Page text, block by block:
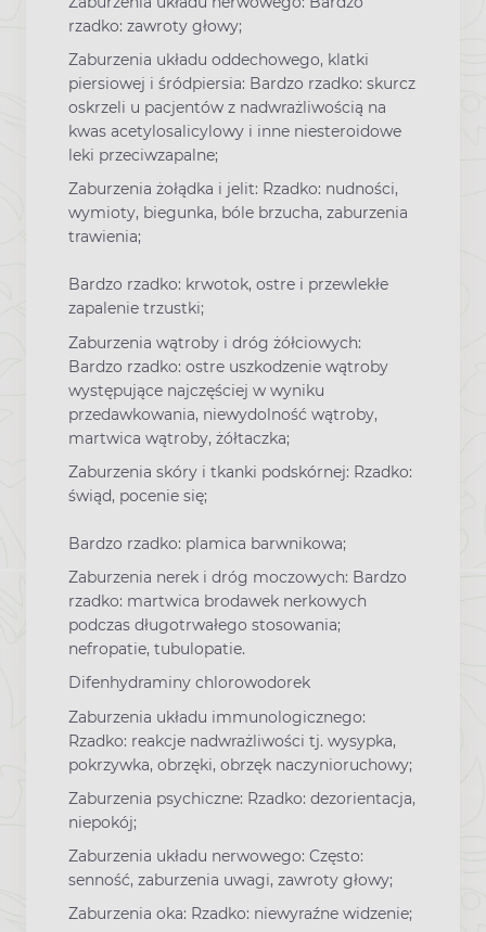
rzadko: zawroty głowy;
Zaburzenia układu oddechowego, klatki
piersiowej i śródpiersia: Bardzo rzadko: skurcz
oskrzeli u pacjentów z nadwrażliwością na
kwas acetylosalicylowy i inne niesteroidowe
leki przeciwzapalne;
Zaburzenia żołądka i jelit: Rzadko: nudności,
wymioty, biegunka, bóle brzucha, zaburzenia
trawienia;
Bardzo rzadko: krwotok, ostre i przewlekłe
zapalenie trzustki;
Zaburzenia wątroby i dróg żółciowych:
Bardzo rzadko: ostre uszkodzenie wątroby
występujące najczęściej w wyniku
przedawkowania, niewydolność wątroby,
martwica wątroby, żółtaczka;
Zaburzenia skóry i tkanki podskórnej: Rzadko:
świąd, pocenie się;
Bardzo rzadko: plamica barwnikowa;
Zaburzenia nerek i dróg moczowych: Bardzo
rzadko: martwica brodawek nerkowych
podczas długotrwałego stosowania;
nefropatie, tubulopatie.
Difenhydraminy chlorowodorek
Zaburzenia układu immunologicznego:
Rzadko: reakcje nadwrażliwości tj. wysypka,
pokrzywka, obrzęki, obrzęk naczynioruchowy;
Zaburzenia psychiczne: Rzadko: dezorientacja,
niepokój;
Zaburzenia układu nerwowego: Często:
senność, zaburzenia uwagi, zawroty głowy;
Zaburzenia oka: Rzadko: niewyraźne widzenie;